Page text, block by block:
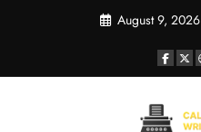
August 9, 2026